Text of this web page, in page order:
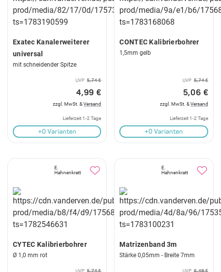
Exatec Kanalerweiterer
universal
mit schneidender Spitze
UVP 5,74 €
4,99 €
zzgl. MwSt. &Versand
Lieferzeit 1-2 Tage
+0 Varianten
CONTEC Kalibrierbohrer
1,5mm gelb
UVP 5,74 €
5,06 €
zzgl. MwSt. &Versand
Lieferzeit 1-2 Tage
+0 Varianten
E.
Hahnenkratt
CYTEC Kalibrierbohrer
Ø 1,0 mm rot
E.
Hahnenkratt
Matrizenband 3m
Stärke 0,05mm - Breite 7mm